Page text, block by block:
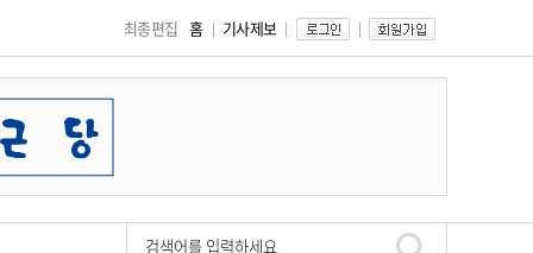
홈 기사제보
최종편집